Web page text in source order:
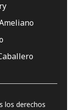
los derechos